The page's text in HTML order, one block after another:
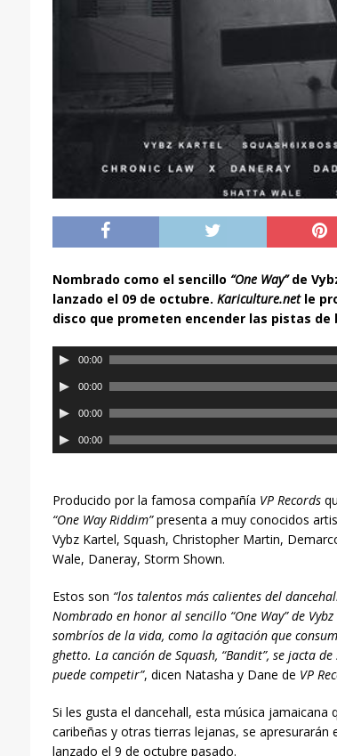
Nombrado como el sencillo “One Way”de
lanzado el 09 de octubre. Kariculture.netle
disco que prometen encender las pistas de
R
o
d
c
t
o
r
e
a
u
d
i
o
00:00
R
u
c
t
o
d
e
a
u
d
o
00:00
R
d
u
c
t
r
d
e
a
u
i
o
00:00
R
e
r
o
d
u
t
o
r
d
e
u
d
i
00:00
Producido por la famosa compañía VP Records
“One Way Riddim”presenta a muy conocidos
Vybz Kartel, Squash, Christopher Martin,
Wale, Daneray, Storm Shown.
Estos son “los talentos más calientes del
Nombrado en honor al sencillo “One Way” de
sombríosde la vida, como la agitación que
ghetto. La canción de Squash, “Bandit”, se jacta
puede competir”, dicen Natasha y Dane de VP
Si les gusta el dancehall, esta música
caribeñas y otras tierras lejanas, se apresurarán
lanzado el 9 de octubre pasado.